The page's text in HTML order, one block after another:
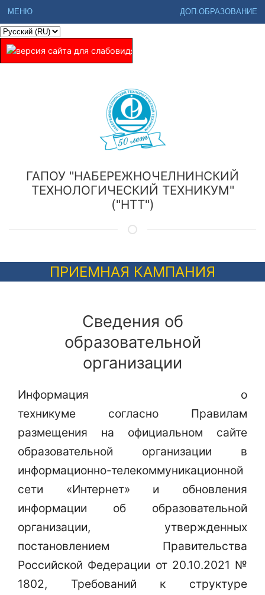
ДОП.ОБРАЗОВАНИЕ
МЕНЮ
ГАПОУ "НАБЕРЕЖНОЧЕЛНИНСКИЙ
ТЕХНОЛОГИЧЕСКИЙ ТЕХНИКУМ"
("НТТ")
ПРИЕМНАЯ КАМПАНИЯ
Сведения об
образовательной
организации
Информация о
техникуме согласно Правилам
размещения на официальном сайте
образовательной организации в
информационно-телекоммуникационной
сети «Интернет» и обновления
информации об образовательной
организации, утвержденных
постановлением Правительства
Российской Федерации от 20.10.2021 №
1802, Требований к структуре